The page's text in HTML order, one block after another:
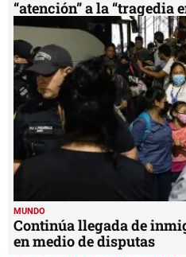
“atención” a la “tragedia
MUNDO
Continúa llegada de
en medio de disputas